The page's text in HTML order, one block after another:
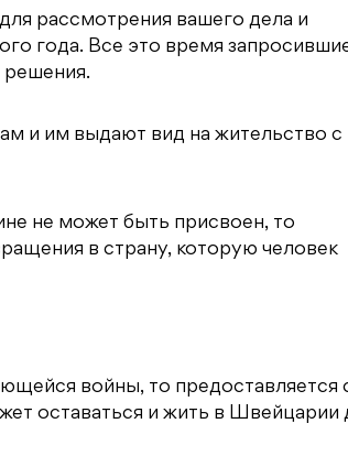
рассмотрения вашего дела и
года. Все это время
решения.
и им выдают вид на жительство с
не может быть присвоен, то
в страну, которую человек
войны, то предоставляется
оставаться и жить в Швейцарии